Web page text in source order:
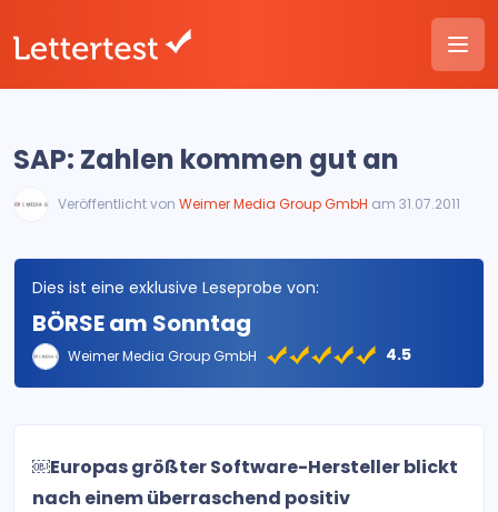
SAP: Zahlen kommen gut an
Veröffentlicht von Weimer Media Group GmbH am 31.07.2011
Dies ist eine exklusive Leseprobe von:
BÖRSE am Sonntag
Weimer Media Group GmbH 4.5
￼Europas größter Software-Hersteller blickt
nach einem überraschend positiv